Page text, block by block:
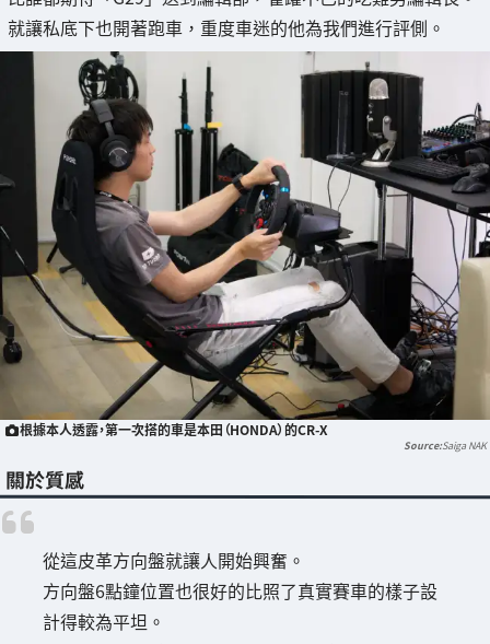
就讓私底下也開著跑車，重度車迷的他為我們進行評側。
根據本人透露，第一次搭的車是本田（HONDA）的CR-X
Saiga NAK
關於質感
從這皮革方向盤就讓人開始興奮。
方向盤6點鐘位置也很好的比照了真實賽車的樣子設
計得較為平坦。